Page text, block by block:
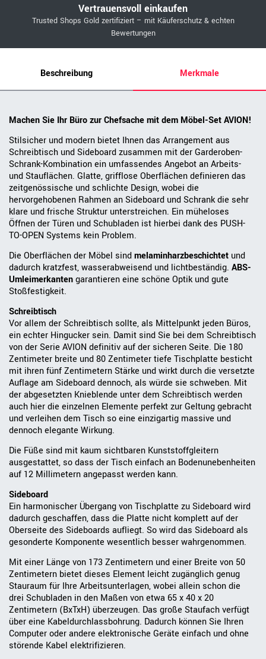
Vertrauensvoll einkaufen
Trusted Shops Gold zertifiziert – mit Käuferschutz & echten
Bewertungen
Beschreibung Merkmale
Machen Sie Ihr Büro zur Chefsache mit dem Möbel-Set AVION!
Stilsicher und modern bietet Ihnen das Arrangement aus
Schreibtisch und Sideboard zusammen mit der Garderoben-
Schrank-Kombination ein umfassendes Angebot an Arbeits-
und Stauflächen. Glatte, grifflose Oberflächen definieren das
zeitgenössische und schlichte Design, wobei die
hervorgehobenen Rahmen an Sideboard und Schrank die sehr
klare und frische Struktur unterstreichen. Ein müheloses
Öffnen der Türen und Schubladen ist hierbei dank des PUSH-
TO-OPEN Systems kein Problem.
Die Oberflächen der Möbel sindmelaminharzbeschichtet und
dadurch kratzfest, wasserabweisend und lichtbeständig. ABS-
Umleimerkantengarantieren eine schöne Optik und gute
Stoßfestigkeit.
Schreibtisch
Vor allem der Schreibtisch sollte, als Mittelpunkt jeden Büros,
ein echter Hingucker sein. Damit sind Sie bei dem Schreibtisch
von der Serie AVION definitiv auf der sicheren Seite. Die 180
Zentimeter breite und 80 Zentimeter tiefe Tischplatte besticht
mit ihren fünf Zentimetern Stärke und wirkt durch die versetzte
Auflage am Sideboard dennoch, als würde sie schweben. Mit
der abgesetzten Knieblende unter dem Schreibtisch werden
auch hier die einzelnen Elemente perfekt zur Geltung gebracht
und verleihen dem Tisch so eine einzigartig massive und
dennoch elegante Wirkung.
Die Füße sind mit kaum sichtbaren Kunststoffgleitern
ausgestattet, so dass der Tisch einfach an Bodenunebenheiten
auf 12 Millimetern angepasst werden kann.
Sideboard
Ein harmonischer Übergang von Tischplatte zu Sideboard wird
dadurch geschaffen, dass die Platte nicht komplett auf der
Oberseite des Sideboards aufliegt. So wird das Sideboard als
gesonderte Komponente wesentlich besser wahrgenommen.
Mit einer Länge von 173 Zentimetern und einer Breite von 50
Zentimetern bietet dieses Element leicht zugänglich genug
Stauraum für Ihre Arbeitsunterlagen, wobei allein schon die
drei Schubladen in den Maßen von etwa 65 x 40 x 20
Zentimetern (BxTxH) überzeugen. Das große Staufach verfügt
über eine Kabeldurchlassbohrung. Dadurch können Sie Ihren
Computer oder andere elektronische Geräte einfach und ohne
störende Kabel elektrifizieren.